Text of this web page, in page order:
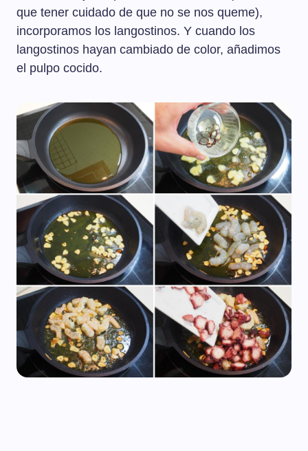
que tener cuidado de que no se nos queme),
incorporamos los langostinos. Y cuando los
langostinos hayan cambiado de color, añadimos
el pulpo cocido.